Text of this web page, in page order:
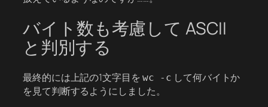
バイト数も考慮して ASCII
と判別する
最終的には上記の1文字目を wc -c して何バイトか
を見て判断するようにしました。